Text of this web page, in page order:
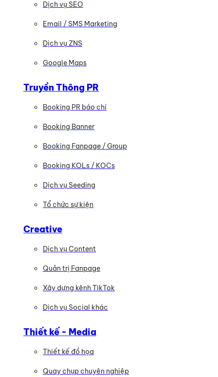
Dịch vụ SEO
Email / SMS Marketing
Dịch vụ ZNS
Google Maps
Truyền Thông PR
Booking PR báo chí
Booking Banner
Booking Fanpage / Group
Booking KOLs / KOCs
Dịch vụ Seeding
Tổ chức sự kiện
Creative
Dịch vụ Content
Quản trị Fanpage
Xây dựng kênh TikTok
Dịch vụ Social khác
Thiết kế - Media
Thiết kế đồ họa
Quay chụp chuyên nghiệp